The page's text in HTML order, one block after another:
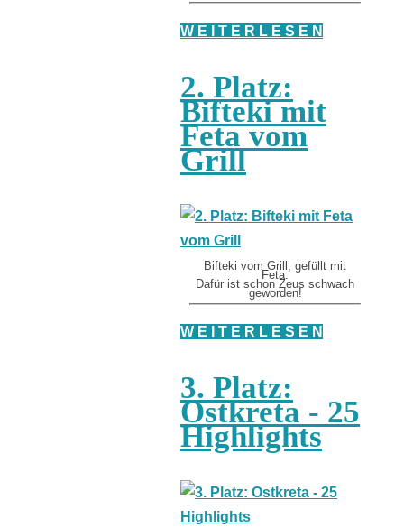
W E I T E R L E S E N
2. Platz:
Bifteki mit
Feta vom
Grill
Bifteki vom Grill, gefüllt mit
Feta:
Dafür ist schon Zeus schwach
geworden!
W E I T E R L E S E N
3. Platz:
Ostkreta - 25
Highlights